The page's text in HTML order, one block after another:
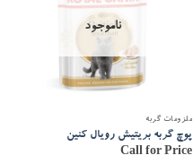
ناموجود
ملزومات گربه
پوچ گربه بریتیش رویال کنین
Call for Price